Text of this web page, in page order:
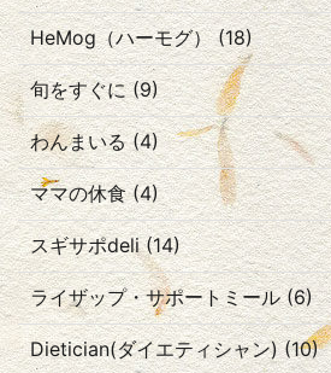
HeMog（ハーモグ） (18)
旬をすぐに (9)
わんまいる (4)
ママの休食 (4)
スギサポdeli (14)
ライザップ・サポートミール (6)
Dietician(ダイエティシャン) (10)